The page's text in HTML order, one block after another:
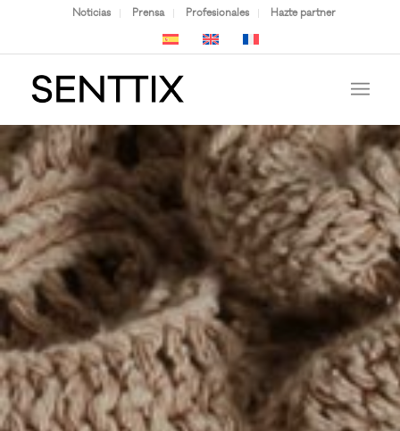
Noticias Prensa Profesionales Hazte partner